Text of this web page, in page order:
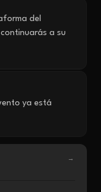
del
a su
ya está
→